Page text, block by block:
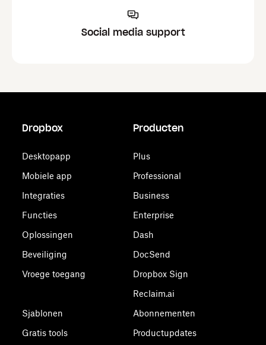
Social media support
Dropbox
Desktopapp
Mobiele app
Integraties
Functies
Oplossingen
Beveiliging
Vroege toegang
Sjablonen
Gratis tools
Producten
Plus
Professional
Business
Enterprise
Dash
DocSend
Dropbox Sign
Reclaim.ai
Abonnementen
Productupdates